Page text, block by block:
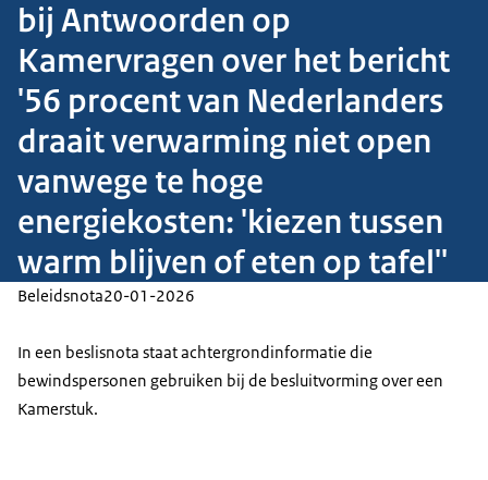
bij Antwoorden op
Kamervragen over het bericht
'56 procent van Nederlanders
draait verwarming niet open
vanwege te hoge
energiekosten: 'kiezen tussen
warm blijven of eten op tafel''
Beleidsnota20-01-2026
In een beslisnota staat achtergrondinformatie die
bewindspersonen gebruiken bij de besluitvorming over een
Kamerstuk.